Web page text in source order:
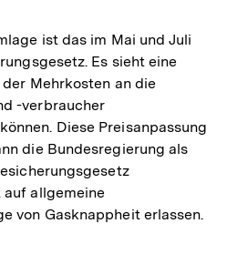
ist das im Mai und Juli
Es sieht eine
Mehrkosten an die
-verbraucher
Diese Preisanpassung
die Bundesregierung als
allgemeine
von Gasknappheit erlassen.